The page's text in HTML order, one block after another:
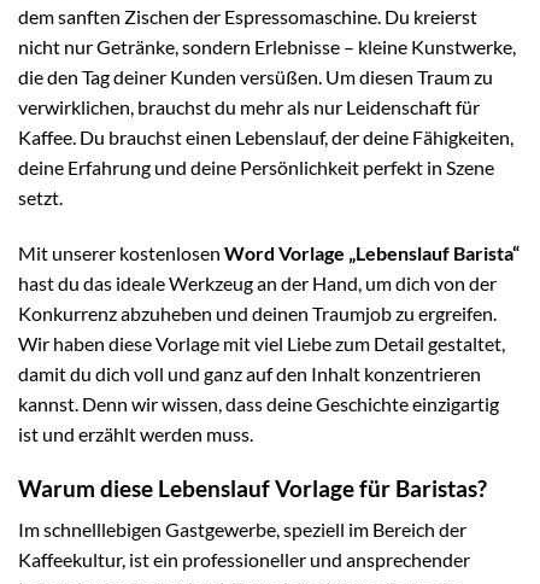
dem sanften Zischen der Espressomaschine. Du kreierst
nicht nur Getränke, sondern Erlebnisse – kleine Kunstwerke,
die den Tag deiner Kunden versüßen. Um diesen Traum zu
verwirklichen, brauchst du mehr als nur Leidenschaft für
Kaffee. Du brauchst einen Lebenslauf, der deine Fähigkeiten,
deine Erfahrung und deine Persönlichkeit perfekt in Szene
setzt.
Mit unserer kostenlosen Word Vorlage „Lebenslauf Barista“
hast du das ideale Werkzeug an der Hand, um dich von der
Konkurrenz abzuheben und deinen Traumjob zu ergreifen.
Wir haben diese Vorlage mit viel Liebe zum Detail gestaltet,
damit du dich voll und ganz auf den Inhalt konzentrieren
kannst. Denn wir wissen, dass deine Geschichte einzigartig
ist und erzählt werden muss.
Warum diese Lebenslauf Vorlage für Baristas?
Im schnelllebigen Gastgewerbe, speziell im Bereich der
Kaffeekultur, ist ein professioneller und ansprechender